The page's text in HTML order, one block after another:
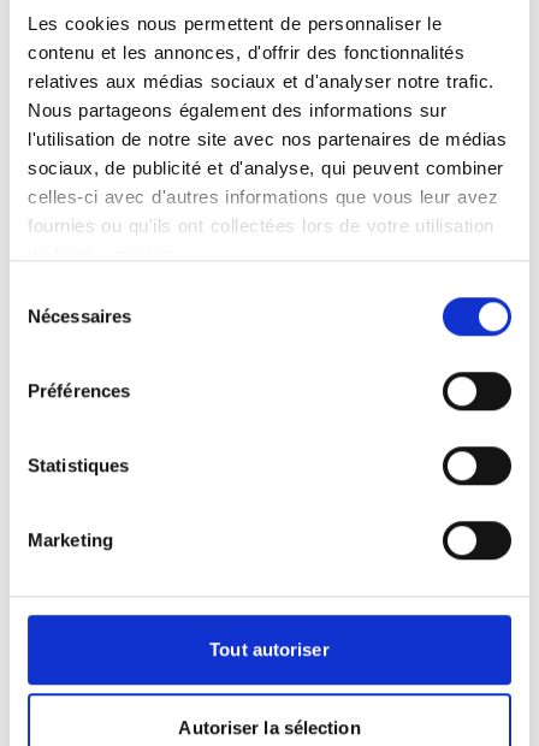
Les cookies nous permettent de personnaliser le
contenu et les annonces, d'offrir des fonctionnalités
relatives aux médias sociaux et d'analyser notre trafic.
Nous partageons également des informations sur
l'utilisation de notre site avec nos partenaires de médias
sociaux, de publicité et d'analyse, qui peuvent combiner
celles-ci avec d'autres informations que vous leur avez
fournies ou qu'ils ont collectées lors de votre utilisation
Nécessaires
Préférences
Statistiques
Marketing
Tout autoriser
Autoriser la sélection
est utilisée pour l'étude du cerveau, du
cou, des articulations, du rachis, des
muscles, du sein, de l'abdomen, du
pelvis, du cour et des vaisseaux. L'IRM
permet de détecter certaines anomalies
qui ne sont pas visibles sur les
radiographies simples, sur l'échographie
et même sur un scanner.
Dois-je apporter quelque chose pour
Il est très important de vous munir de vos
précédents examens d'IRM, ainsi que de
biologique, si vous en avez car il est
images à plusieurs années d'intervalle.
produit de contraste, cela vous sera
indiqué à la prise de rendez-vous.
Contrairement au scanner, l'IRM n'utilise